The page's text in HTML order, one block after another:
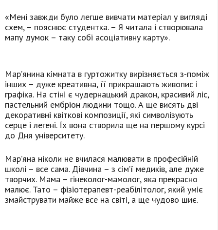
«Мені завжди було легше вивчати матеріал у вигляді
схем, – пояснює студентка. – Я читала і створювала
мапу думок – таку собі асоціативну карту».
Мар’янина кімната в гуртожитку вирізняється з-поміж
інших – дуже креативна, її прикрашають живопис і
графіка. На стіні є чудернацький дракон, красивий ліс,
пастельний ембріон людини тощо. А ще висять дві
декоративні квіткові композиції, які символізують
серце і легені. Їх вона створила ще на першому курсі
до Дня університету.
Мар’яна ніколи не вчилася малювати в професійній
школі – все сама. Дівчина – з сім’ї медиків, але дуже
творчих. Мама – гінеколог-мамолог, яка прекрасно
малює. Тато – фізіотерапевт-реабілітолог, який уміє
змайструвати майже все на світі, а ще чудово шиє.